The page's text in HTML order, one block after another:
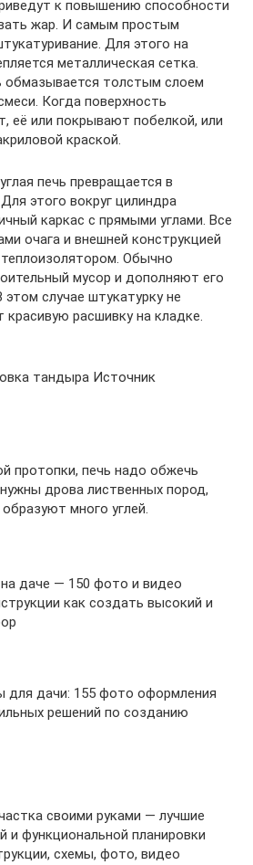
к повышению способности
жар. И самым простым
Для этого на
металлическая сетка.
обмазывается толстым слоем
Когда поверхность
её или покрывают побелкой, или
краской.
печь превращается в
этого вокруг цилиндра
каркас с прямыми углами. Все
очага и внешней конструкцией
Обычно
мусор и дополняют его
случае штукатурку не
расшивку на кладке.
тандыра Источник
протопки, печь надо обжечь
дрова лиственных пород,
много углей.
даче — 150 фото и видео
как создать высокий и
для дачи: 155 фото оформления
решений по созданию
своими руками — лучшие
и функциональной планировки
схемы, фото, видео